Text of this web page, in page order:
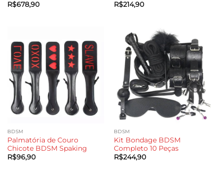
R$678,90
R$214,90
BDSM
Palmatória de Couro
Chicote BDSM Spaking
R$96,90
BDSM
Kit Bondage BDSM
Completo 10 Peças
R$244,90